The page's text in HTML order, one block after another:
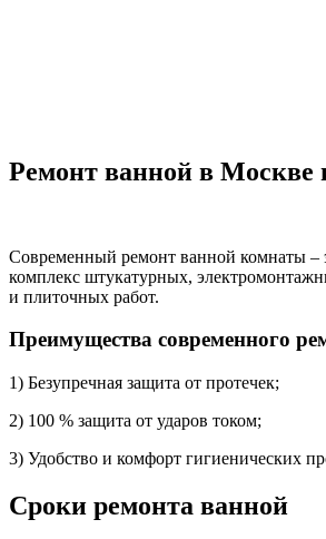
Ремонт ванной в Москве
Современный ремонт ванной комнаты –
комплекс штукатурных,
и плиточных работ.
Преимущества современного
1) Безупречная защита от протечек;
2) 100 % защита от ударов током;
3) Удобство и комфорт гигиенических
Сроки ремонта ванной